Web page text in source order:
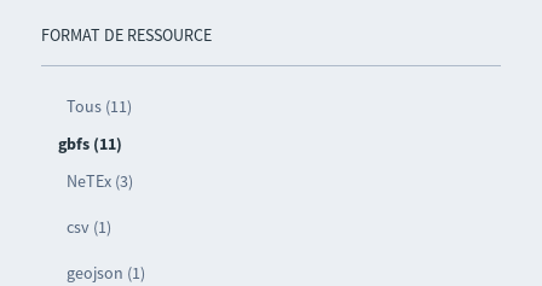
FORMAT DE RESSOURCE
Tous (11)
gbfs (11)
NeTEx (3)
csv (1)
geojson (1)